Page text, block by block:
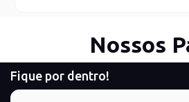
Nossos
Fique por dentro!